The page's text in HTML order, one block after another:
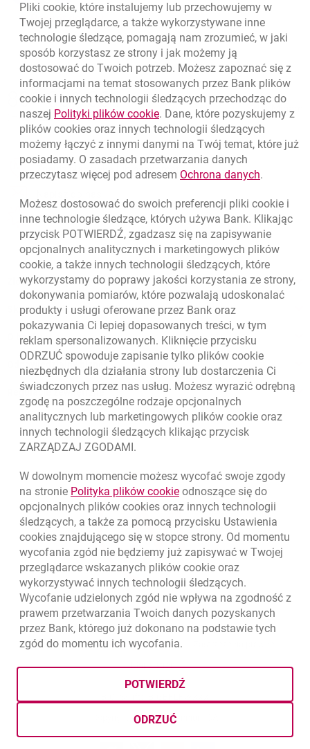
otwiera się w nowej karcie
otwiera się w nowej karcie
otwiera się w nowej karcie
Powrót do listy
Nawigacja dolna
Zadzwoń do nas
801 331 331
(+48) 22 598 40 40
Migam
Znajdź placówkę lub bankomat otwiera się w nowej karcie
Oceń nas otwiera się w nowej karcie
Złóż wniosek przez internet
Skontaktuj się ze Specjalistą
O banku
Odpowiedzialny biznes
Regulacje zewnętrzne
Ochrona danychotwiera się w nowej karcie
Ustawieniacookies
Mapa stronyotwiera się w nowej karcie
© Bank Millennium SA
Pliki cookie, które instalujemy lub przechowujemy w
Twojej przeglądarce, a także wykorzystywane inne
technologie śledzące, pomagają nam zrozumieć, w jaki
sposób korzystasz ze strony i jak możemy ją
dostosować do Twoich potrzeb. Możesz zapoznać się z
informacjami na temat stosowanych przez Bank plików
cookie i innych technologii śledzących przechodząc do
naszej Polityki plików cookielink otwiera się w nowym oknie
. Dane, które pozyskujemy z
plików cookies oraz innych technologii śledzących
możemy łączyć z innymi danymi na Twój temat, które już
posiadamy. O zasadach przetwarzania danych
przeczytasz więcej pod adresem Ochrona danychlink
.
Możesz dostosować do swoich preferencji pliki cookie i
inne technologie śledzące, których używa Bank. Klikając
przycisk POTWIERDŹ, zgadzasz się na zapisywanie
opcjonalnych analitycznych i marketingowych plików
cookie, a także innych technologii śledzących, które
wykorzystamy do poprawy jakości korzystania ze strony,
dokonywania pomiarów, które pozwalają udoskonalać
produkty i usługi oferowane przez Bank oraz
pokazywania Ci lepiej dopasowanych treści, w tym
reklam spersonalizowanych. Kliknięcie przycisku
ODRZUĆ spowoduje zapisanie tylko plików cookie
niezbędnych dla działania strony lub dostarczenia Ci
świadczonych przez nas usług. Możesz wyrazić odrębną
zgodę na poszczególne rodzaje opcjonalnych
analitycznych lub marketingowych plików cookie oraz
innych technologii śledzących klikając przycisk
ZARZĄDZAJ ZGODAMI.
W dowolnym momencie możesz wycofać swoje zgody
na stronie Polityka plików cookielink otwiera się w nowym
odnoszące się do
opcjonalnych plików cookies oraz innych technologii
śledzących, a także za pomocą przycisku Ustawienia
cookies znajdującego się w stopce strony. Od momentu
wycofania zgód nie będziemy już zapisywać w Twojej
przeglądarce wskazanych plików cookie oraz
wykorzystywać innych technologii śledzących.
Wycofanie udzielonych zgód nie wpływa na zgodność z
prawem przetwarzania Twoich danych pozyskanych
przez Bank, którego już dokonano na podstawie tych
zgód do momentu ich wycofania.
ODRZUĆ
POTWIERDŹ